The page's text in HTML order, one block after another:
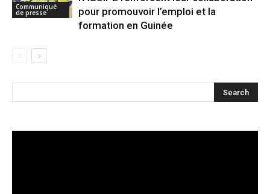
Communiqué
de presse
pour promouvoir l’emploi et la
formation en Guinée